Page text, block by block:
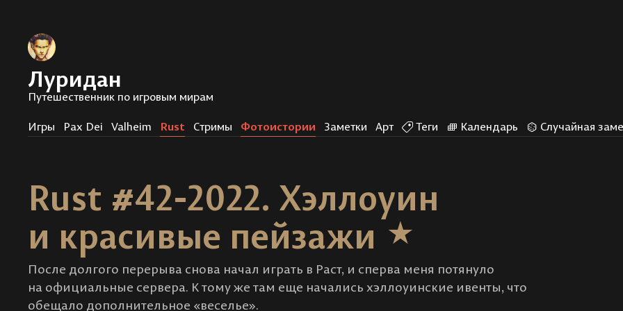
Луридан
Путешественник по игровым мирам
Игры Pax Dei Valheim Rust Стримы Фотоистории Заметки Арт Теги Календарь Случайная
Rust #42-2022. Хэллоуин
и красивые пейзажи
После долгого перерыва снова начал играть в Раст, и сперва меня потянуло
на официальные сервера. К тому же там еще начались хэллоуинские ивенты, что
обещало дополнительное «веселье».